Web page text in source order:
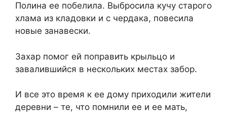
Полина ее побелила. Выбросила кучу старого
хлама из кладовки и с чердака, повесила
новые занавески.
Захар помог ей поправить крыльцо и
завалившийся в нескольких местах забор.
И все это время к ее дому приходили жители
деревни – те, что помнили ее и ее мать,